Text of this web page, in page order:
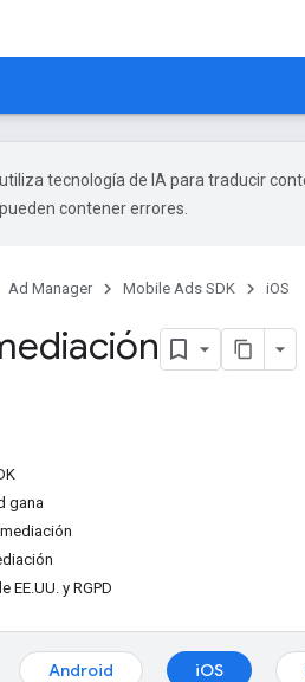
tecnología de IA para traducir
contener errores.
Ad Manager Mobile Ads SDK iOS
gana
EE.UU. y RGPD
Android iOS